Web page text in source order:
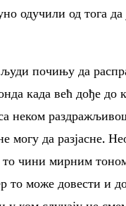
одучили од тога
људи почињу да
када већ дође до
неком
да разјасне.
чини мирним
то може довести и